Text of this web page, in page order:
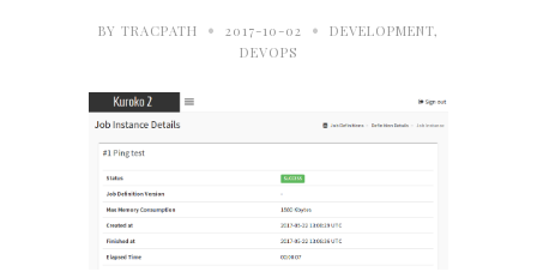
BY TRACPATH • 2017-10-02 • DEVELOPMENT,
DEVOPS